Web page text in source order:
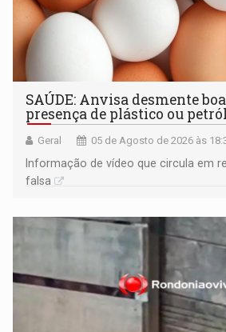
SAÚDE: Anvisa desmente
presença de plástico ou
Geral 05 de Agosto de 2026 às
Informação de vídeo que circula em
falsa